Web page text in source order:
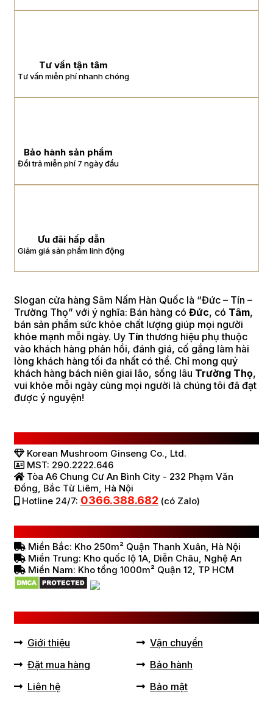
Tư vấn tận tâm
Tư vấn miễn phí nhanh chóng
Bảo hành sản phẩm
Đổi trả miễn phí 7 ngày đầu
Ưu đãi hấp dẫn
Giảm giá sản phẩm linh động
Slogan cửa hàng Sâm Nấm Hàn Quốc là “Đức – Tín –
Trường Thọ” với ý nghĩa: Bán hàng có Đức, có Tâm,
bán sản phẩm sức khỏe chất lượng giúp mọi người
khỏe mạnh mỗi ngày. Uy Tín thương hiệu phụ thuộc
vào khách hàng phản hồi, đánh giá, cố gắng làm hài
lòng khách hàng tối đa nhất có thể. Chỉ mong quý
khách hàng bách niên giai lão, sống lâu Trường Thọ,
vui khỏe mỗi ngày cùng mọi người là chúng tôi đã đạt
được ý nguyện!
Korean Mushroom Ginseng Co., Ltd.
MST: 290.2222.646
Tòa A6 Chung Cư An Bình City - 232 Phạm Văn
Đồng, Bắc Từ Liêm, Hà Nội
Hotline 24/7: 0366.388.682 (có Zalo)
Miền Bắc: Kho 250m² Quận Thanh Xuân, Hà Nội
Miền Trung: Kho quốc lộ 1A, Diễn Châu, Nghệ An
Miền Nam: Kho tổng 1000m² Quận 12, TP HCM
Giới thiệu
Đặt mua hàng
Liên hệ
Vận chuyển
Bảo hành
Bảo mật